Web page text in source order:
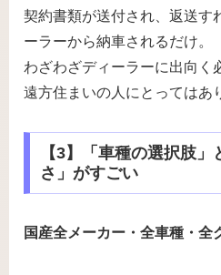
契約書類が送付され、返送す
ーラーから納車されるだけ。
わざわざディーラーに出向く
遠方住まいの人にとってはあ
【3】「車種の選択肢
さ」がすごい
国産全メーカー・全車種・全